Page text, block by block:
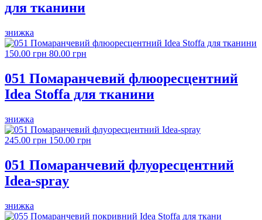
для тканини
знижка
150.00 грн 80.00 грн
051 Помаранчевий флюоресцентний
Idea Stoffa для тканини
знижка
245.00 грн 150.00 грн
051 Помаранчевий флуоресцентний
Idea-spray
знижка